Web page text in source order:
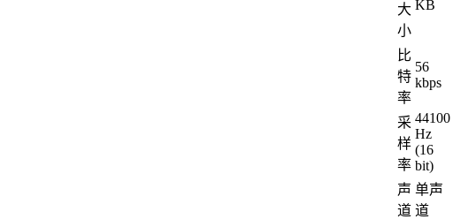
大
小
KB
比
特
率
56
kbps
采
样
率
44100
Hz
(16
bit)
声
道
单声
道